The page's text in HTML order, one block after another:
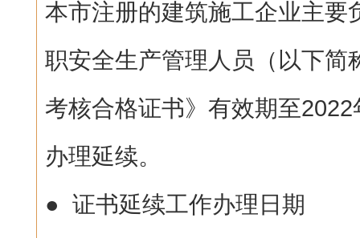
本市注册的建筑施工企业主要
职安全生产管理人员（以下简
考核合格证书》有效期至
办理延续。
● 证书延续工作办理日期